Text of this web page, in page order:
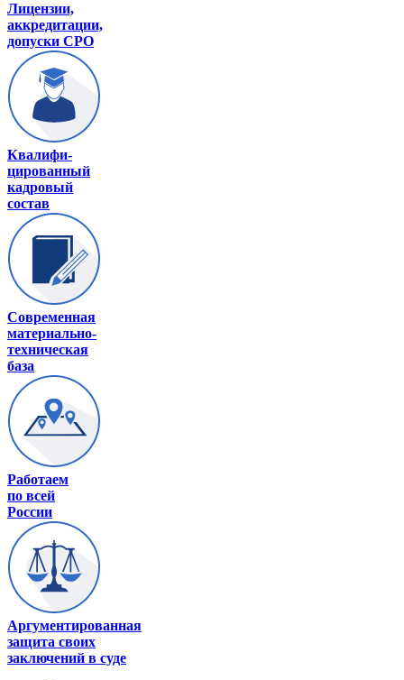
Лицензии,
аккредитации,
допуски СРО
Квалифи-
цированный
кадровый
состав
Современная
материально-
техническая
база
Работаем
по всей
России
Аргументированная
защита своих
заключений в суде